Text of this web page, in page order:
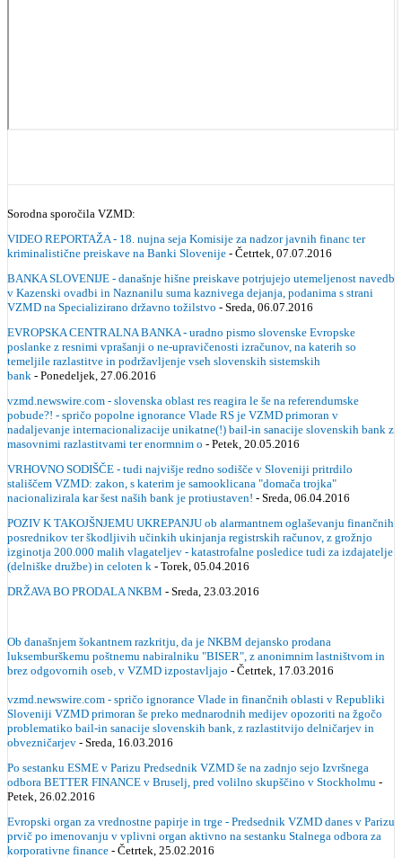
Sorodna sporočila VZMD:
VIDEO REPORTAŽA - 18. nujna seja Komisije za nadzor javnih financ ter
kriminalistične preiskave na Banki Slovenije - Četrtek, 07.07.2016
BANKA SLOVENIJE - današnje hišne preiskave potrjujejo utemeljenost navedb
v Kazenski ovadbi in Naznanilu suma kaznivega dejanja, podanima s strani
VZMD na Specializirano državno tožilstvo - Sreda, 06.07.2016
EVROPSKA CENTRALNA BANKA - uradno pismo slovenske Evropske
poslanke z resnimi vprašanji o ne-upravičenosti izračunov, na katerih so
temeljile razlastitve in podržavljenje vseh slovenskih sistemskih
bank - Ponedeljek, 27.06.2016
vzmd.newswire.com - slovenska oblast res reagira le še na referendumske
pobude?! - spričo popolne ignorance Vlade RS je VZMD primoran v
nadaljevanje internacionalizacije unikatne(!) bail-in sanacije slovenskih bank z
masovnimi razlastitvami ter enormnim o - Petek, 20.05.2016
VRHOVNO SODIŠČE - tudi najvišje redno sodišče v Sloveniji pritrdilo
stališčem VZMD: zakon, s katerim je samooklicana "domača trojka"
nacionalizirala kar šest naših bank je protiustaven! - Sreda, 06.04.2016
POZIV K TAKOJŠNJEMU UKREPANJU ob alarmantnem oglaševanju finančnih
posrednikov ter škodljivih učinkih ukinjanja registrskih računov, z grožnjo
izginotja 200.000 malih vlagateljev - katastrofalne posledice tudi za izdajatelje
(delniške družbe) in celoten k - Torek, 05.04.2016
DRŽAVA BO PRODALA NKBM - Sreda, 23.03.2016
Ob današnjem šokantnem razkritju, da je NKBM dejansko prodana
luksemburškemu poštnemu nabiralniku "BISER", z anonimnim lastništvom in
brez odgovornih oseb, v VZMD izpostavljajo - Četrtek, 17.03.2016
vzmd.newswire.com - spričo ignorance Vlade in finančnih oblasti v Republiki
Sloveniji VZMD primoran še preko mednarodnih medijev opozoriti na žgočo
problematiko bail-in sanacije slovenskih bank, z razlastitvijo delničarjev in
obvezničarjev - Sreda, 16.03.2016
Po sestanku ESME v Parizu Predsednik VZMD še na zadnjo sejo Izvršnega
odbora BETTER FINANCE v Bruselj, pred volilno skupščino v Stockholmu -
Petek, 26.02.2016
Evropski organ za vrednostne papirje in trge - Predsednik VZMD danes v Parizu
prvič po imenovanju v vplivni organ aktivno na sestanku Stalnega odbora za
korporativne finance - Četrtek, 25.02.2016